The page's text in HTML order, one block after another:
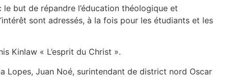
but de répandre l’éducation théologique et
sont adressés, à la fois pour les étudiants et les
Kinlaw « L’esprit du Christ ».
Lopes, Juan Noé, surintendant de district nord Oscar